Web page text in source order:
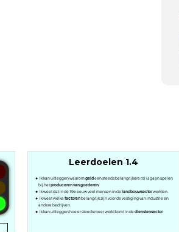
Leerdoelen 1.4
Ik kan uitleggen waaromgeldeen steeds belangrijkere rol is gaan spelen
bij hetproduceren van goederen.
Ik weet dat in de 19e eeuw veel mensen in delandbouwsectorwerkten.
Ik weet welkefactorenbelangrijk zijn voor de vestiging van industrie en
andere bedrijven.
Ik kan uitleggen hoe er steeds meer werkt komt in dedienstensector.